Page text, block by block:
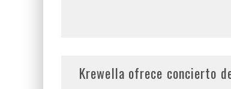
Krewella ofrece concierto